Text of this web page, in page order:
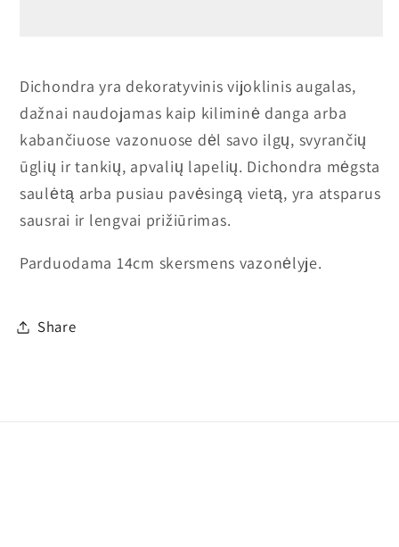
Dichondra yra dekoratyvinis vijoklinis augalas,
dažnai naudojamas kaip kiliminė danga arba
kabančiuose vazonuose dėl savo ilgų, svyrančių
ūglių ir tankių, apvalių lapelių. Dichondra mėgsta
saulėtą arba pusiau pavėsingą vietą, yra atsparus
sausrai ir lengvai prižiūrimas.
Parduodama 14cm skersmens vazonėlyje.
Share